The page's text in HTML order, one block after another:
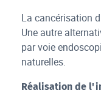
La cancérisation
Une autre
par voie
naturelles.
Réalisation de